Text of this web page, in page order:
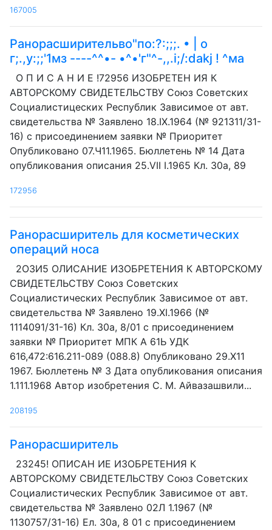
167005
Ранорасширительво"по:?:;;;. • | о
г;.,у:;;'1мз ----^^•- •^•'г"^-,,.i;/:dakj ! ^ма
О П И С А Н И Е !72956 ИЗОБРЕТЕН ИЯ К
АВТОРСКОМУ СВИДЕТЕЛЬСТВУ Союз Советских
Социалистицеских Республик Зависимое от авт.
свидетельства № Заявлено 18.IX.1964 (№ 921311/31-
16) с присоединением заявки № Приоритет
Опубликовано 07.Ч11.1965. Бюллетень № 14 Дата
опубликования описания 25.VII I.1965 Кл. 30а, 89
172956
Ранорасширитель для косметических
операций носа
2ОЗИ5 ОЛИСАНИЕ ИЗОБРЕТЕНИЯ К АВТОРСКОМУ
СВИДЕТЕЛЬСТВУ Союз Советских
Социалистических Республик Зависимое от авт.
свидетельства № Заявлено 19.XI.1966 (№
1114091/31-16) Кл. 30а, 8/01 с присоединением
заявки № Приоритет МПК А 61Ь УДК
616,472:616.211-089 (088.8) Опубликовано 29.Х11
1967. Бюллетень № 3 Дата опубликования описания
1.111.1968 Автор изобретения С. М. Айвазашвили...
208195
Ранорасширитель
23245! ОПИСАН ИЕ ИЗОБРЕТЕНИЯ К
АВТОРСКОМУ СВИДЕТЕЛЬСТВУ Союз Советских
Социалистических Республик Зависимое от авт.
свидетельства № Заявлено 02Л 1.1967 (№
1130757/31-16) Ел. 30а, 8 01 с присоединением